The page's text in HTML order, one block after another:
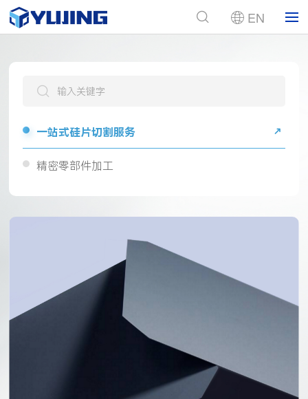
EN
一站式硅片切割服务
精密零部件加工